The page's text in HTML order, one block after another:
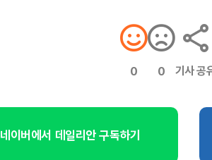
0 0 기사 공
네이버에서 데일리안 구독하기